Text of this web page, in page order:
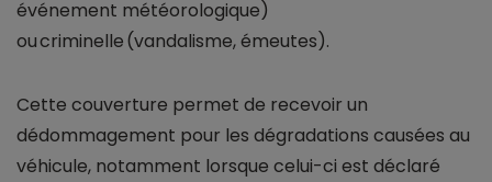
événement météorologique)
ou criminelle (vandalisme, émeutes).
Cette couverture permet de recevoir un
dédommagement pour les dégradations causées au
véhicule, notamment lorsque celui-ci est déclaré